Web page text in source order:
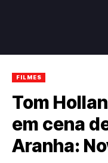
FILMES
Tom
em cena
Aranha: